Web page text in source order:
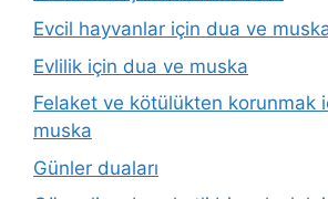
Evcil hayvanlar için dua ve
Evlilik için dua ve muska
Felaket ve kötülükten korunmak
muska
Günler duaları